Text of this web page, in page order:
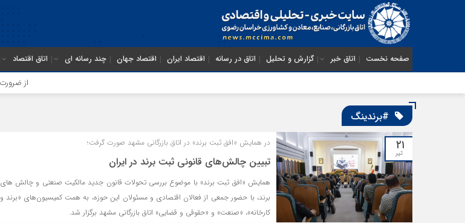
صفحه نخست اتاق خبر گزارش و تحلیل اتاق در رسانه اقتصاد ایران اقتصاد جهان چند رسانه ای اتاق اقتصاد
از ضرورت
#برندینگ
۲۱
تیر
در همایش «افق ثبت برند» در اتاق بازرگانی مشهد صورت گرفت؛
تبیین چالش‌های قانونی ثبت برند در ایران
همایش «افق ثبت برند» با موضوع بررسی تحولات قانون جدید مالکیت صنعتی و چالش های
برند، با حضور جمعی از فعالان اقتصادی و مسئولان این حوزه، به همت کمیسیون‌های «برند
کارخانه»، «صنعت» و «حقوقی و قضایی» اتاق بازرگانی مشهد برگزار شد.